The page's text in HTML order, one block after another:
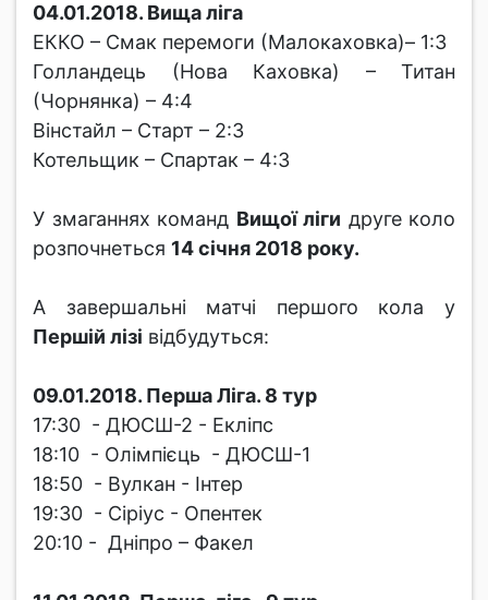
04.01.2018. Вища ліга
ЕККО – Смак перемоги (Малокаховка)– 1:3
Голландець (Нова Каховка) – Титан
(Чорнянка) – 4:4
Вінстайл – Старт – 2:3
Котельщик – Спартак – 4:3
У змаганнях команд Вищої ліги друге коло
розпочнеться 14 січня 2018 року.
А завершальні матчі першого кола у
Першій лізі відбудуться:
09.01.2018. Перша Ліга. 8 тур
17:30 - ДЮСШ-2 - Екліпс
18:10 - Олімпієць - ДЮСШ-1
18:50 - Вулкан - Інтер
19:30 - Сіріус - Опентек
20:10 - Дніпро – Факел